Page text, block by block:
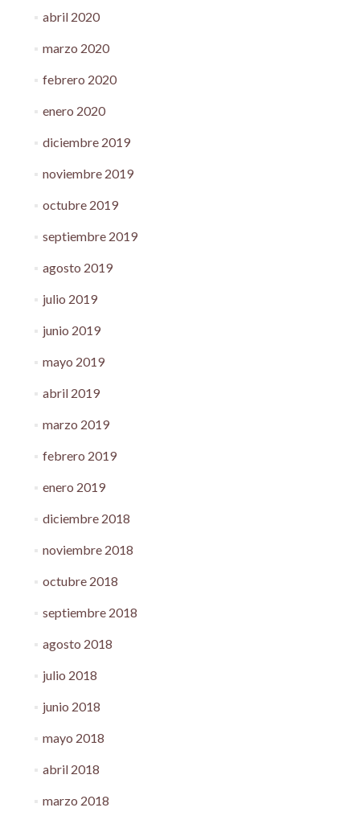
abril 2020
marzo 2020
febrero 2020
enero 2020
diciembre 2019
noviembre 2019
octubre 2019
septiembre 2019
agosto 2019
julio 2019
junio 2019
mayo 2019
abril 2019
marzo 2019
febrero 2019
enero 2019
diciembre 2018
noviembre 2018
octubre 2018
septiembre 2018
agosto 2018
julio 2018
junio 2018
mayo 2018
abril 2018
marzo 2018